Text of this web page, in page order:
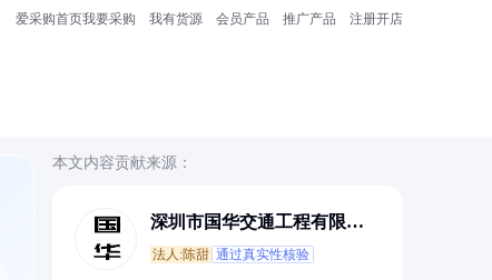
爱采购首页我要采购 我有货源 会员产品 推广产品 注册开店
本文内容贡献来源：
深圳市国华交通工程有限公
法人:陈甜 通过真实性核验